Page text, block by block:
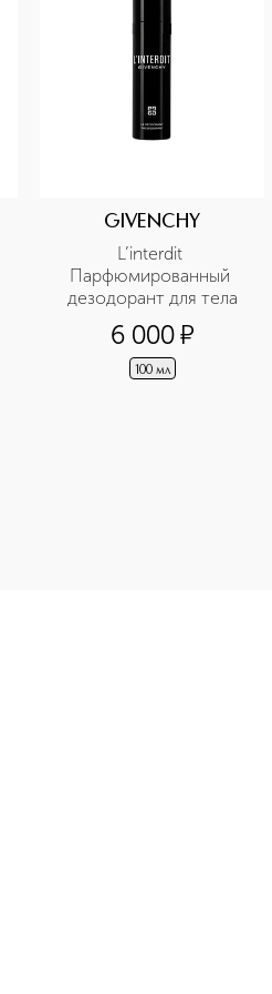
GIVENCHY
L’interdit
Парфюмированный
дезодорант для тела
6 000¤
100 мл